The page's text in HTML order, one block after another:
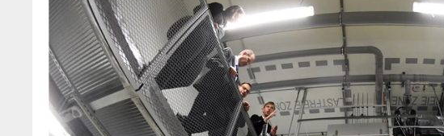
Aufgabe: Strom schneller speichern